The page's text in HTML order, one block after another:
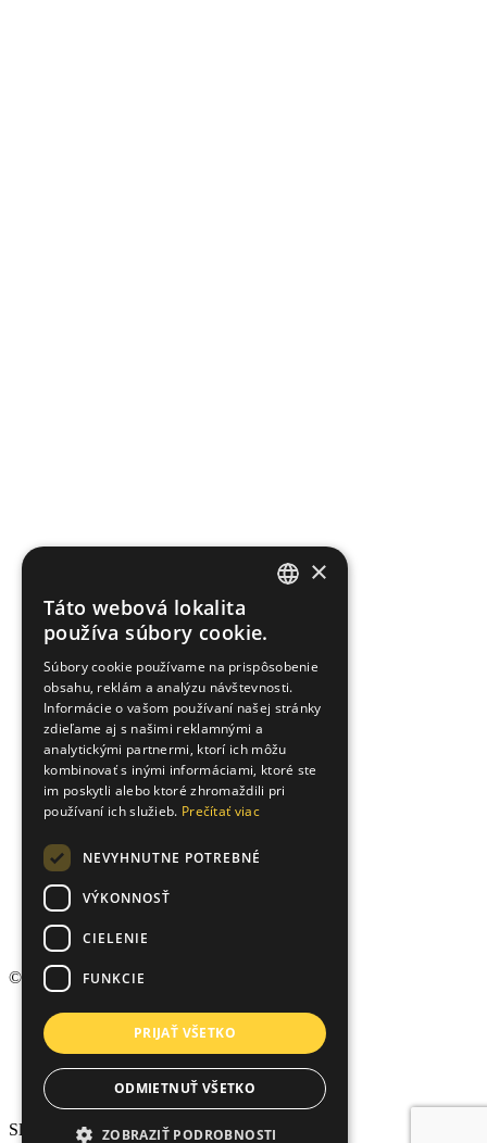
© 2026 Arvin & Benet, Všetky práva vyhradené.
Hypokalkulačka
Rezervačná zmluva
Ochrana osobných údajov
Cookies
Nastavenia cookies
Sledujte nás na sociálnych sieťach
UKRAINIAN
×
Táto webová lokalita
používa súbory cookie.
Súbory cookie používame na prispôsobenie
obsahu, reklám a analýzu návštevnosti.
Informácie o vašom používaní našej stránky
zdieľame aj s našimi reklamnými a
analytickými partnermi, ktorí ich môžu
kombinovať s inými informáciami, ktoré ste
im poskytli alebo ktoré zhromaždili pri
používaní ich služieb. Prečítať viac
NEVYHNUTNE POTREBNÉ
VÝKONNOSŤ
CIELENIE
FUNKCIE
PRIJAŤ VŠETKO
ODMIETNUŤ VŠETKO
ZOBRAZIŤ PODROBNOSTI